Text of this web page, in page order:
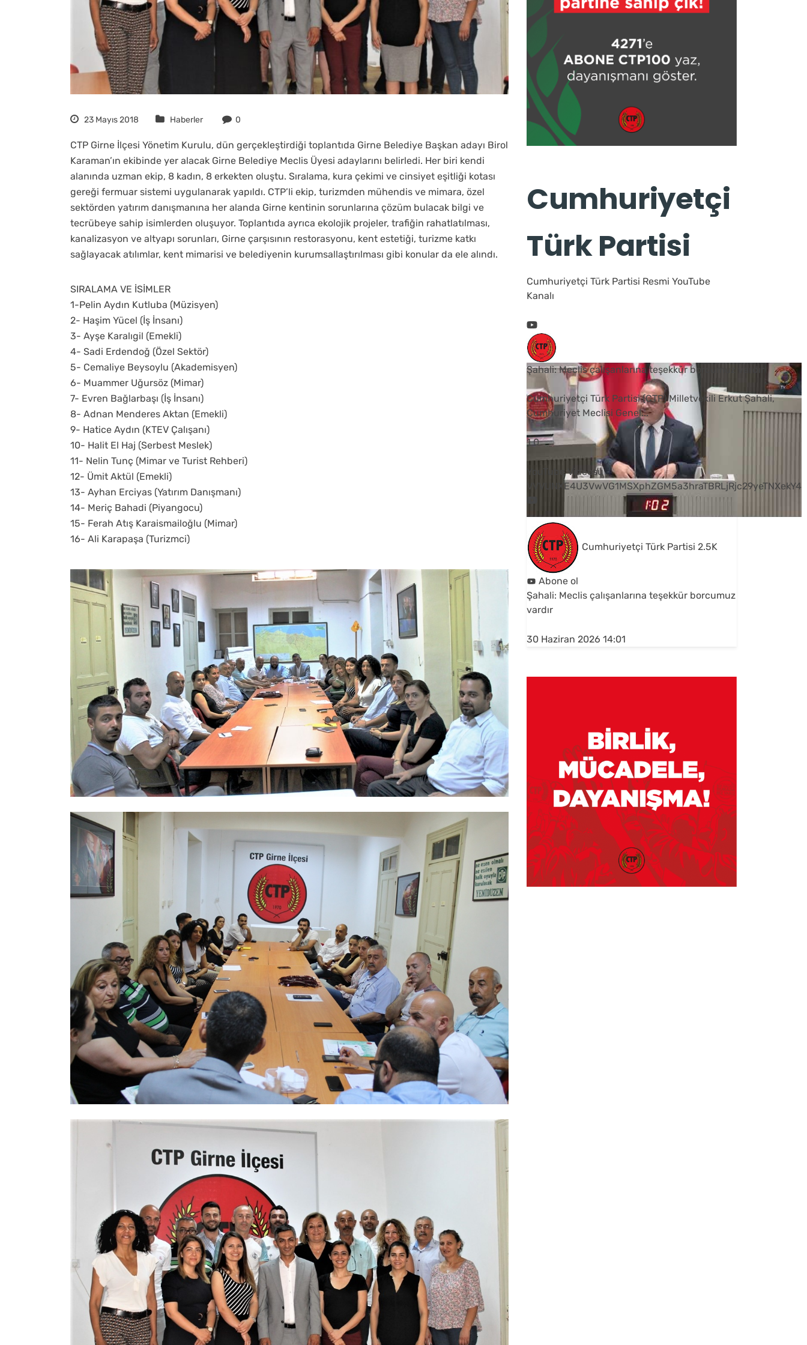
23 Mayıs 2018 Haberler 0
CTP Girne İlçesi Yönetim Kurulu, dün gerçekleştirdiği toplantıda Girne Belediye Başkan adayı Birol
Karaman’ın ekibinde yer alacak Girne Belediye Meclis Üyesi adaylarını belirledi. Her biri kendi
alanında uzman ekip, 8 kadın, 8 erkekten oluştu. Sıralama, kura çekimi ve cinsiyet eşitliği kotası
gereği fermuar sistemi uygulanarak yapıldı. CTP’li ekip, turizmden mühendis ve mimara, özel
sektörden yatırım danışmanına her alanda Girne kentinin sorunlarına çözüm bulacak bilgi ve
tecrübeye sahip isimlerden oluşuyor. Toplantıda ayrıca ekolojik projeler, trafiğin rahatlatılması,
kanalizasyon ve altyapı sorunları, Girne çarşısının restorasyonu, kent estetiği, turizme katkı
sağlayacak atılımlar, kent mimarisi ve belediyenin kurumsallaştırılması gibi konular da ele alındı.
SIRALAMA VE İSİMLER
1-Pelin Aydın Kutluba (Müzisyen)
2- Haşim Yücel (İş İnsanı)
3- Ayşe Karalıgil (Emekli)
4- Sadi Erdendoğ (Özel Sektör)
5- Cemaliye Beysoylu (Akademisyen)
6- Muammer Uğursöz (Mimar)
7- Evren Bağlarbaşı (İş İnsanı)
8- Adnan Menderes Aktan (Emekli)
9- Hatice Aydın (KTEV Çalışanı)
10- Halit El Haj (Serbest Meslek)
11- Nelin Tunç (Mimar ve Turist Rehberi)
12- Ümit Aktül (Emekli)
13- Ayhan Erciyas (Yatırım Danışmanı)
14- Meriç Bahadi (Piyangocu)
15- Ferah Atış Karaismailoğlu (Mimar)
16- Ali Karapaşa (Turizmci)
Cumhuriyetçi
Türk Partisi
Cumhuriyetçi Türk Partisi Resmi YouTube
Kanalı
Şahali: Meclis çalışanlarına teşekkür borcumuz vardır
Cumhuriyetçi Türk Partisi (CTP) Milletvekili Erkut Şahali,
Cumhuriyet Meclisi Genel...
1 0
YouTube Videosu
VVVUNXE4U3VwVG1MSXphZGM5a3hraTBRLjRjc29yeTNXekY4
Cumhuriyetçi Türk Partisi 2.5K
Abone ol
Şahali: Meclis çalışanlarına teşekkür borcumuz
vardır
30 Haziran 2026 14:01